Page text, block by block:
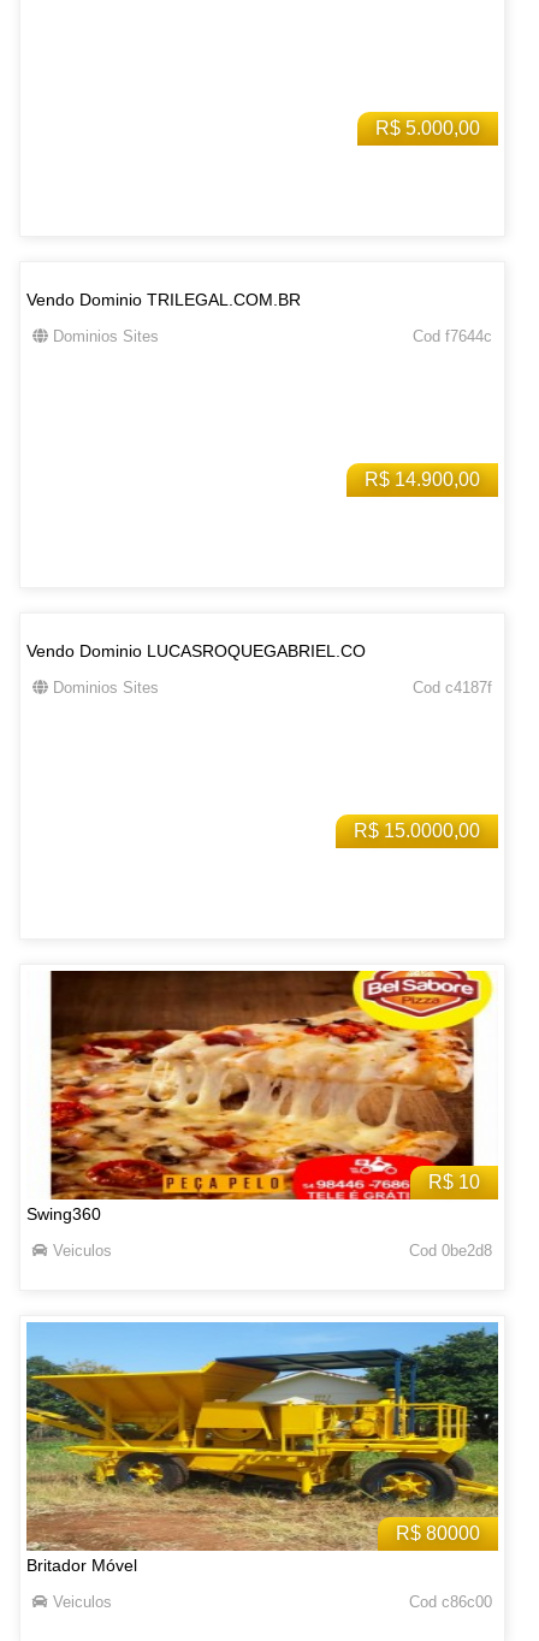
R$ 5.000,00
R$ 14.900,00
Vendo Dominio TRILEGAL.COM.BR
Dominios Sites Cod f7644c
R$ 15.0000,00
Vendo Dominio LUCASROQUEGABRIEL.CO
Dominios Sites Cod c4187f
R$ 10
Swing360
Veiculos Cod 0be2d8
R$ 80000
Britador Móvel
Veiculos Cod c86c00